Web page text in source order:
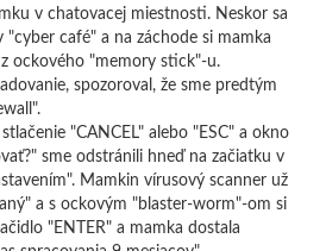
v chatovacej miestnosti. Neskor sa
café" a na záchode si mamka
ockového "memory stick"-u.
spozoroval, že sme predtým
"CANCEL" alebo "ESC" a okno
sme odstránili hneď na začiatku v
Mamkin vírusový scanner už
a s ockovým "blaster-worm"-om si
"ENTER" a mamka dostala